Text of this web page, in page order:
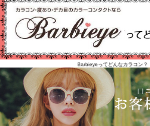
Barbieyeってどんなカラコン？